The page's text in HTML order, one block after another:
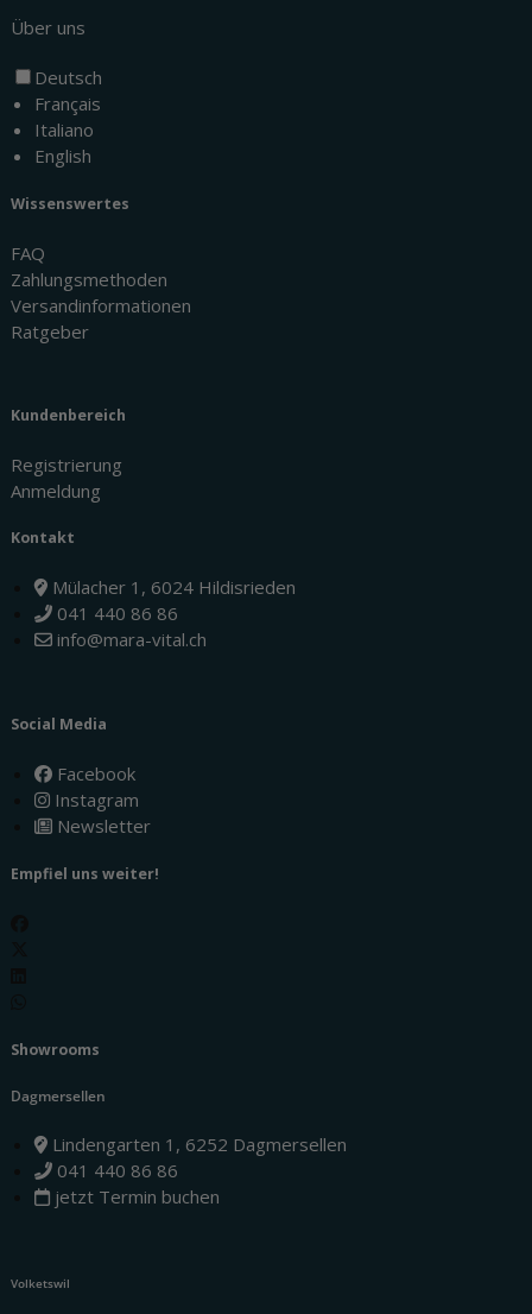
Über uns
Deutsch
Français
Italiano
English
Wissenswertes
FAQ
Zahlungsmethoden
Versandinformationen
Ratgeber
Kundenbereich
Registrierung
Anmeldung
Kontakt
Mülacher 1, 6024 Hildisrieden
041 440 86 86
info@mara-vital.ch
Social Media
Facebook
Instagram
Newsletter
Empfiel uns weiter!
Showrooms
Dagmersellen
Lindengarten 1, 6252 Dagmersellen
041 440 86 86
jetzt Termin buchen
Volketswil